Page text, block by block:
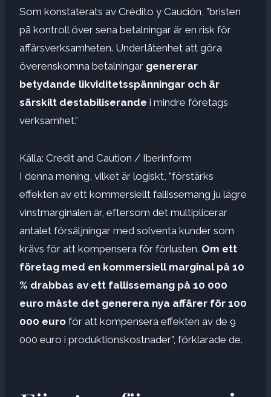
Som konstaterats av Crédito y Caución, ”bristen
på kontroll över sena betalningar är en risk för
affärsverksamheten. Underlåtenhet att göra
överenskomna betalningar genererar
betydande likviditetsspänningar och är
särskilt destabiliserande i mindre företags
verksamhet.”
Källa: Credit and Caution / Iberinform
I denna mening, vilket är logiskt, ”förstärks
effekten av ett kommersiellt fallissemang ju lägre
vinstmarginalen är, eftersom det multiplicerar
antalet försäljningar med solventa kunder som
krävs för att kompensera för förlusten. Om ett
företag med en kommersiell marginal på 10
% drabbas av ett fallissemang på 10 000
euro måste det generera nya affärer för 100
000 euro för att kompensera effekten av de 9
000 euro i produktionskostnader”, förklarade de.